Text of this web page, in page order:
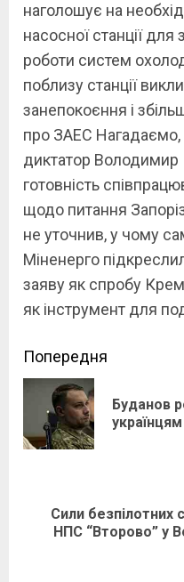
наголошує на
насосної станції для
роботи систем
поблизу станції
занепокоєння і
про ЗАЕС
диктатор Володимир
готовність
щодо питання
не уточнив, у чому
Міненерго
заяву як спробу
як інструмент для
Continue
Reading
Попередня
Буданов
Next
Сили безпілотних
НПС “Второво” у